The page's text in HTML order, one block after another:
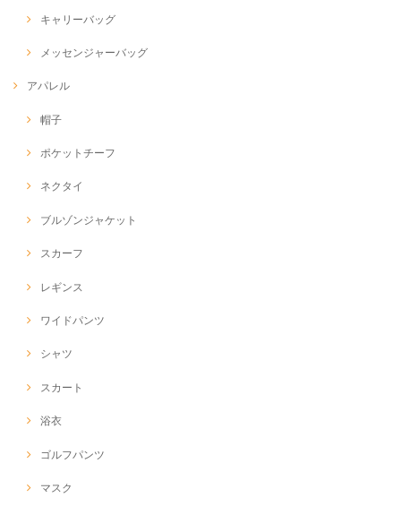
キャリーバッグ
メッセンジャーバッグ
アパレル
帽子
ポケットチーフ
ネクタイ
ブルゾンジャケット
スカーフ
レギンス
ワイドパンツ
シャツ
スカート
浴衣
ゴルフパンツ
マスク